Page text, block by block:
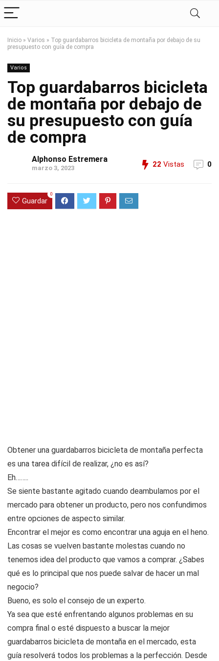
Inicio » Varios » Top guardabarros bicicleta de montaña por debajo de su
presupuesto con guía de compra
Varios
Top guardabarros bicicleta
de montaña por debajo de
su presupuesto con guía
de compra
Alphonso Estremera
marzo 3, 2023 22 Vistas 0
Guardar
0
Obtener una guardabarros bicicleta de montaña perfecta
es una tarea difícil de realizar, ¿no es así?
Eh……..
Se siente bastante agitado cuando deambulamos por el
mercado para obtener un producto, pero nos confundimos
entre opciones de aspecto similar.
Encontrar el mejor es como encontrar una aguja en el heno.
Las cosas se vuelven bastante molestas cuando no
tenemos idea del producto que vamos a comprar. ¿Sabes
qué es lo principal que nos puede salvar de hacer un mal
negocio?
Bueno, es solo el consejo de un experto.
Ya sea que esté enfrentando algunos problemas en su
compra final o esté dispuesto a buscar la mejor
guardabarros bicicleta de montaña en el mercado, esta
guía resolverá todos los problemas a la perfección. Desde